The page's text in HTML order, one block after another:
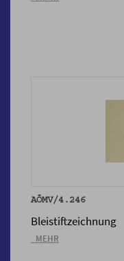
AÖMV/4.246
Bleistiftzeichnung
_MEHR